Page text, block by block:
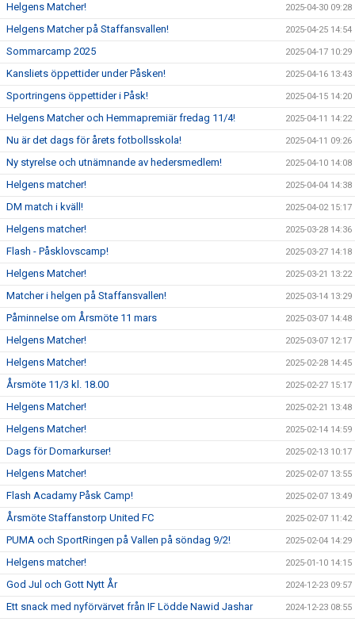
Helgens Matcher! 2025-04-30 09:28
Helgens Matcher på Staffansvallen! 2025-04-25 14:54
Sommarcamp 2025 2025-04-17 10:29
Kansliets öppettider under Påsken! 2025-04-16 13:43
Sportringens öppettider i Påsk! 2025-04-15 14:20
Helgens Matcher och Hemmapremiär fredag 11/4! 2025-04-11 14:22
Nu är det dags för årets fotbollsskola! 2025-04-11 09:26
Ny styrelse och utnämnande av hedersmedlem! 2025-04-10 14:08
Helgens matcher! 2025-04-04 14:38
DM match i kväll! 2025-04-02 15:17
Helgens matcher! 2025-03-28 14:36
Flash - Påsklovscamp! 2025-03-27 14:18
Helgens Matcher! 2025-03-21 13:22
Matcher i helgen på Staffansvallen! 2025-03-14 13:29
Påminnelse om Årsmöte 11 mars 2025-03-07 14:48
Helgens Matcher! 2025-03-07 12:17
Helgens Matcher! 2025-02-28 14:45
Årsmöte 11/3 kl. 18.00 2025-02-27 15:17
Helgens Matcher! 2025-02-21 13:48
Helgens Matcher! 2025-02-14 14:59
Dags för Domarkurser! 2025-02-13 10:17
Helgens Matcher! 2025-02-07 13:55
Flash Acadamy Påsk Camp! 2025-02-07 13:49
Årsmöte Staffanstorp United FC 2025-02-07 11:42
PUMA och SportRingen på Vallen på söndag 9/2! 2025-02-04 14:29
Helgens matcher! 2025-01-10 14:15
God Jul och Gott Nytt År 2024-12-23 09:57
Ett snack med nyförvärvet från IF Lödde Nawid Jashar 2024-12-23 08:55